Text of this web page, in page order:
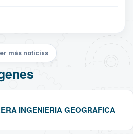
más noticias
INGENIERIA GEOGRAFICA